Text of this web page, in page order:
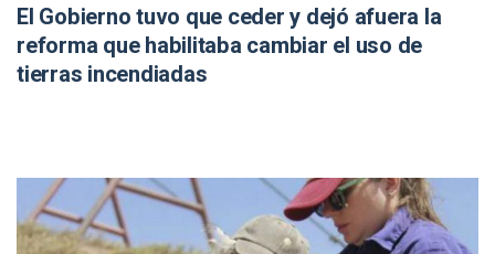
El Gobierno tuvo que ceder y dejó afuera la
reforma que habilitaba cambiar el uso de
tierras incendiadas